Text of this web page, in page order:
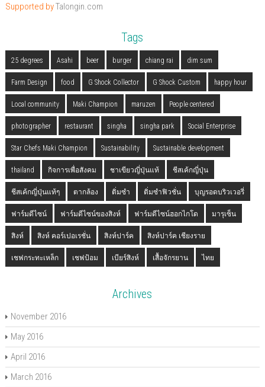
Supported byTalongin.com
Tags
25 degrees Asahi beer burger chiang rai dim sum
Farm Design food G Shock Collector G Shock Custom happy hour
Local community Maki Champion maruzen People centered
photographer restaurant singha singha park Social Enterprise
Star Chefs Maki Champion Sustainability Sustainable development
thailand กิจการเพื่อสังคม ชาเขียวญี่ปุ่นแท้ ชีสเค้กญี่ปุ่น
ชีสเค้กญี่ปุ่นแท้ๆ ตากล้อง ติ่มซำ ติ่มซำฟิวชั่น บุญรอดบริวเวอรี่
ฟาร์มดีไซน์ ฟาร์มดีไซน์ของสิงห์ ฟาร์มดีไซน์ฮอกไกโด มารุเซ็น
สิงห์ สิงห์ คอร์เปอเรชั่น สิงห์ปาร์ค สิงห์ปาร์ค เชียงราย
เชฟกระทะเหล็ก เชฟป้อม เบียร์สิงห์ เสื้อจักรยาน ไทย
Archives
November 2016
May 2016
April 2016
March 2016